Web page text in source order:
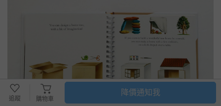
追蹤 購物車
降價通知我